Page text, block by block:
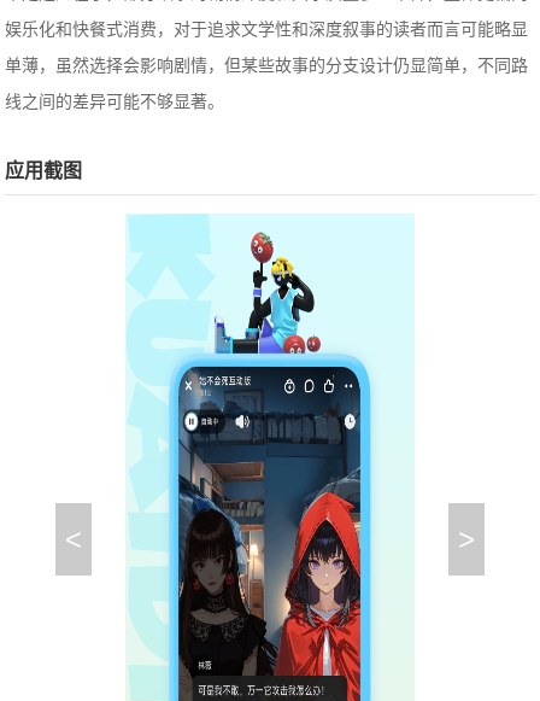
娱乐化和快餐式消费，对于追求文学性和深度叙事的读者而言可能略显
单薄，虽然选择会影响剧情，但某些故事的分支设计仍显简单，不同路
线之间的差异可能不够显著。
应用截图
< >